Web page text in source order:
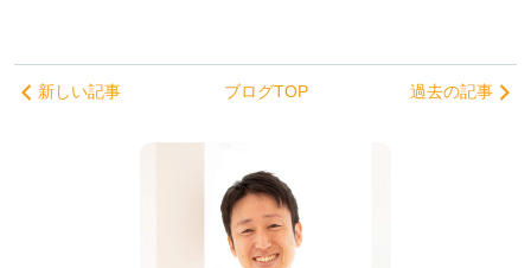
新しい記事 ブログTOP 過去の記事